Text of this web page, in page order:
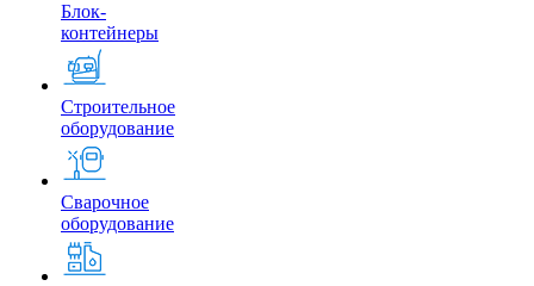
Блок-
контейнеры
Строительное
оборудование
Сварочное
оборудование